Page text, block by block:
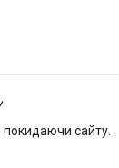
покидаючи сайту.